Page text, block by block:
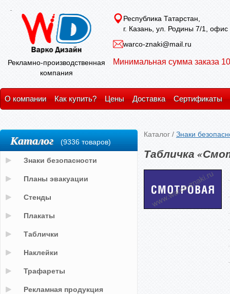
Рекламно-производственная
компания
Республика Татарстан,
г. Казань, ул. Родины 7/1, офис
warco-znaki@mail.ru
Минимальная сумма заказа
О компании Как купить? Цены Доставка Сертификаты
Каталог / Знаки
Табличка
Каталог (9336 товаров)
Знаки безопасности
Планы эвакуации
Стенды
Плакаты
Таблички
Наклейки
Трафареты
Рекламная продукция